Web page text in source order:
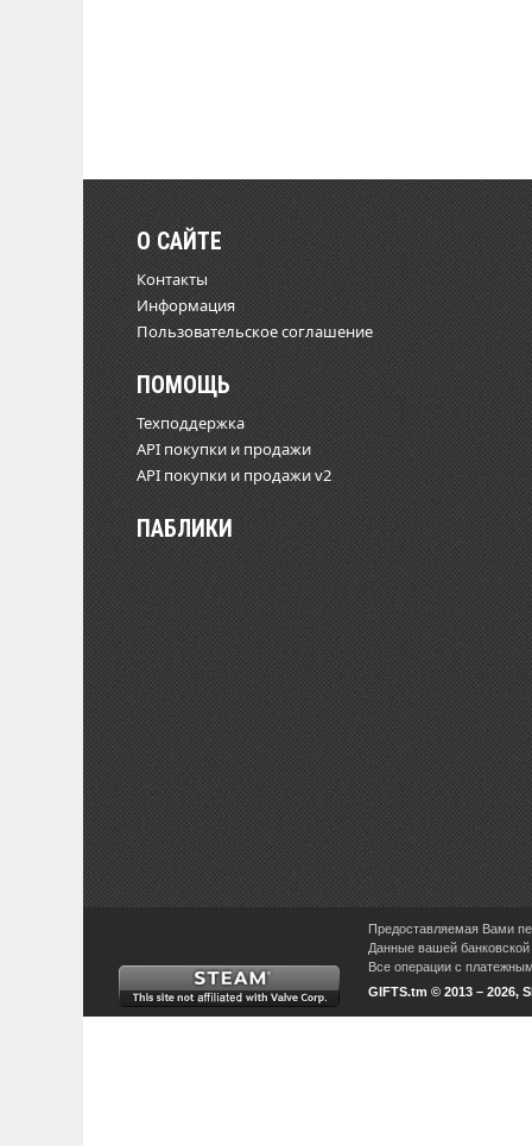
О САЙТЕ
Контакты
Информация
Пользовательское соглашение
ПОМОЩЬ
Техподдержка
API покупки и продажи
API покупки и продажи v2
ПАБЛИКИ
Предоставляемая Вами
Данные вашей
Все операции с
GIFTS.tm © 2013 – 2026,